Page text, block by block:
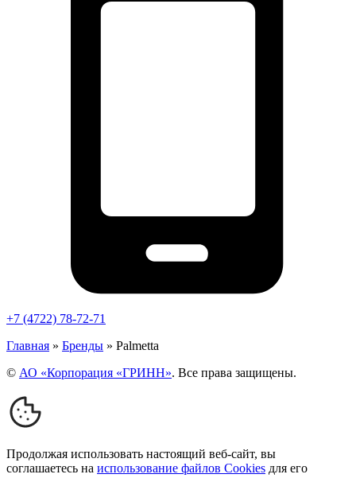
+7 (4722) 78-72-71
Главная » Бренды » Palmetta
© АО «Корпорация «ГРИНН». Все права защищены.
Продолжая использовать настоящий веб-сайт, вы
соглашаетесь на использование файлов Cookies для его